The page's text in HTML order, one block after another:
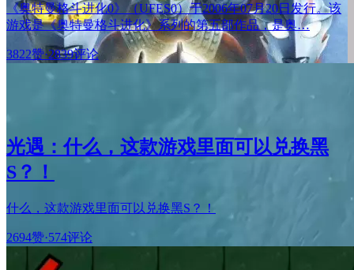
《奥特曼格斗进化0》（UFES0）于2006年07月20日发行。该
游戏是《奥特曼格斗进化》系列的第五部作品，是奥…
3822赞·2839评论
光遇：什么，这款游戏里面可以兑换黑
S？！
什么，这款游戏里面可以兑换黑S？！
2694赞·574评论